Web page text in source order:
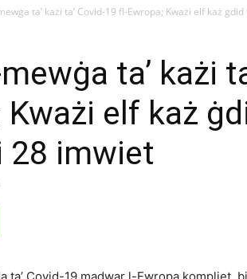
ta’ każi ta’ Covid-19 fl-Ewropa; Kważi elf każ ġdid
ta’ każi
Kważi elf każ
28 imwiet